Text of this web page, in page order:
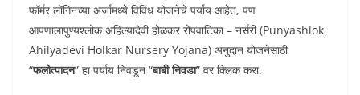
फॉर्मर लॉगिनच्या अर्जामध्ये विविध योजनेचे पर्याय आहेत, पण
आपणालापुण्यश्लोक अहिल्यादेवी होळकर रोपवाटिका – नर्सरी (Punyashlok
Ahilyadevi Holkar Nursery Yojana) अनुदान योजनेसाठी
“फलोत्पादन” हा पर्याय निवडून “बाबी निवडा” वर क्लिक करा.